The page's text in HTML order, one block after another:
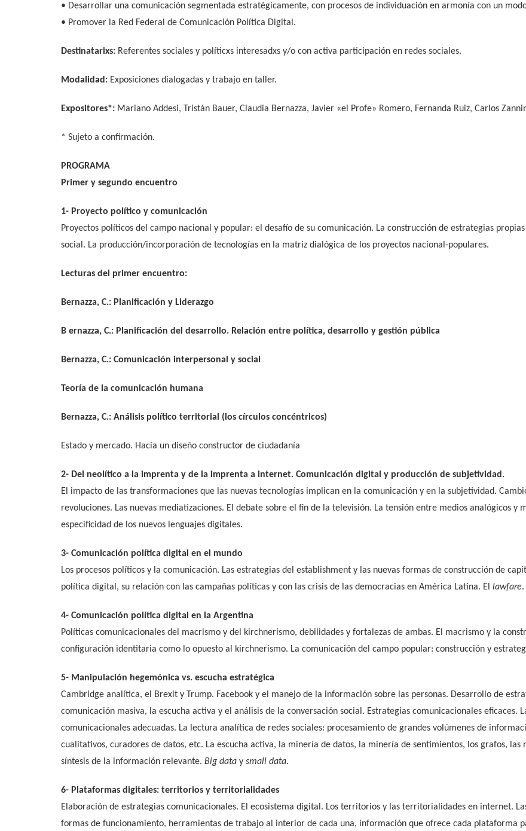
• Desarrollar una comunicación segmentada estratégicamente, con procesos de individuación en armonía con un
• Promover la Red Federal de Comunicación Política Digital.
Destinatarixs: Referentes sociales y políticxs interesadxs y/o con activa participación en redes sociales.
Modalidad: Exposiciones dialogadas y trabajo en taller.
Expositores*: Mariano Addesi, Tristán Bauer, Claudia Bernazza, Javier «el Profe» Romero, Fernanda Ruiz, Carlos
* Sujeto a confirmación.
PROGRAMA
Primer y segundo encuentro
1- Proyecto político y comunicación
Proyectos políticos del campo nacional y popular: el desafío de su comunicación. La construcción de estrategias
social. La producción/incorporación de tecnologías en la matriz dialógica de los proyectos nacional-populares.
Lecturas del primer encuentro:
Bernazza, C.: Planificación y Liderazgo
B ernazza, C.: Planificación del desarrollo. Relación entre política, desarrollo y gestión pública
Bernazza, C.: Comunicación interpersonal y social
Teoría de la comunicación humana
Bernazza, C.: Análisis político territorial (los círculos concéntricos)
Estado y mercado. Hacia un diseño constructor de ciudadanía
2- Del neolítico a la imprenta y de la imprenta a internet. Comunicación digital y producción de subjetividad.
El impacto de las transformaciones que las nuevas tecnologías implican en la comunicación y en la subjetividad.
revoluciones. Las nuevas mediatizaciones. El debate sobre el fin de la televisión. La tensión entre medios analógicos y
especificidad de los nuevos lenguajes digitales.
3- Comunicación política digital en el mundo
Los procesos políticos y la comunicación. Las estrategias del establishment y las nuevas formas de construcción de
política digital, su relación con las campañas políticas y con las crisis de las democracias en América Latina. El lawfare
4- Comunicación política digital en la Argentina
Políticas comunicacionales del macrismo y del kirchnerismo, debilidades y fortalezas de ambas. El macrismo y la
configuración identitaria como lo opuesto al kirchnerismo. La comunicación del campo popular: construcción y
5- Manipulación hegemónica vs. escucha estratégica
Cambridge analítica, el Brexit y Trump. Facebook y el manejo de la información sobre las personas. Desarrollo de
comunicación masiva, la escucha activa y el análisis de la conversación social. Estrategias comunicacionales eficaces.
comunicacionales adecuadas. La lectura analítica de redes sociales: procesamiento de grandes volúmenes de
cualitativos, curadores de datos, etc. La escucha activa, la minería de datos, la minería de sentimientos, los grafos, las
síntesis de la información relevante. Big data y small data.
6- Plataformas digitales: territorios y territorialidades
Elaboración de estrategias comunicacionales. El ecosistema digital. Los territorios y las territorialidades en internet.
formas de funcionamiento, herramientas de trabajo al interior de cada una, información que ofrece cada plataforma